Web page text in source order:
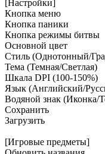
[Настройки]
Кнопка меню
Кнопка паники
Кнопка режимы битвы
Основной цвет
Стиль (Однотонный/
Тема (Темная/Светлая)
Шкала DPI (100-150%)
Язык (Английский/
Водяной знак (Иконка/
Сохранить
Загрузить
[Игровые предметы]